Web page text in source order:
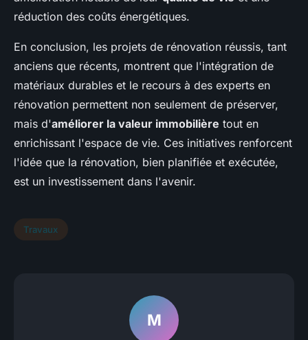
réduction des coûts énergétiques.
En conclusion, les projets de rénovation réussis, tant
anciens que récents, montrent que l'intégration de
matériaux durables et le recours à des experts en
rénovation permettent non seulement de préserver,
mais d'améliorer la valeur immobilière tout en
enrichissant l'espace de vie. Ces initiatives renforcent
l'idée que la rénovation, bien planifiée et exécutée,
est un investissement dans l'avenir.
Travaux
M